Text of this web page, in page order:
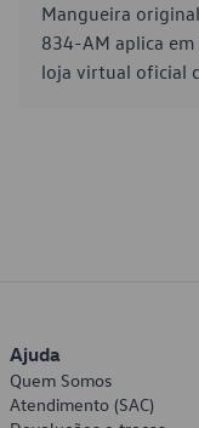
Mangueira
834-AM aplica em
loja virtual oficial
Ajuda
Quem Somos
Atendimento (SAC)